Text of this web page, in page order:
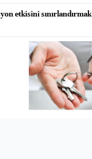
etkisini sınırlandırmak